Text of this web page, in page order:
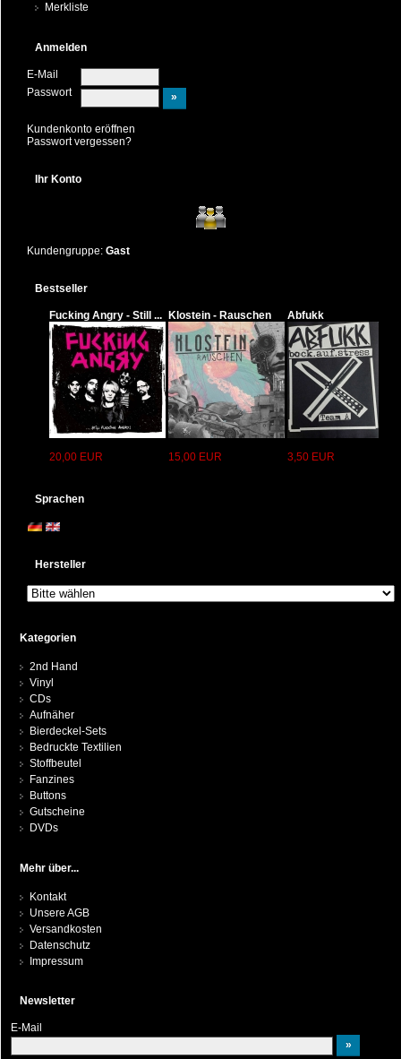
Merkliste
Anmelden
E-Mail
Passwort
Kundenkonto eröffnen
Passwort vergessen?
Ihr Konto
Kundengruppe: Gast
Bestseller
Fucking Angry - Still ...
20,00 EUR
Klostein - Rauschen
15,00 EUR
Abfukk
3,50 EUR
Sprachen
Hersteller
Kategorien
2nd Hand
Vinyl
CDs
Aufnäher
Bierdeckel-Sets
Bedruckte Textilien
Stoffbeutel
Fanzines
Buttons
Gutscheine
DVDs
Mehr über...
Kontakt
Unsere AGB
Versandkosten
Datenschutz
Impressum
Newsletter
E-Mail